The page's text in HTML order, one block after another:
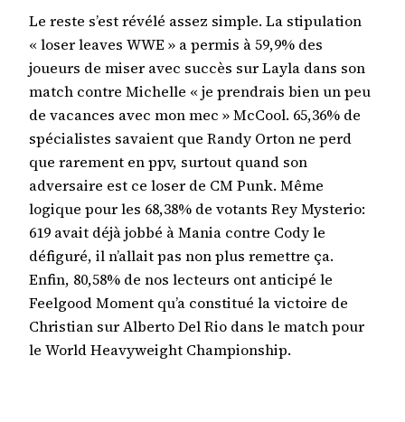
Le reste s’est révélé assez simple. La stipulation
« loser leaves WWE » a permis à 59,9% des
joueurs de miser avec succès sur Layla dans son
match contre Michelle « je prendrais bien un peu
de vacances avec mon mec » McCool. 65,36% de
spécialistes savaient que Randy Orton ne perd
que rarement en ppv, surtout quand son
adversaire est ce loser de CM Punk. Même
logique pour les 68,38% de votants Rey Mysterio:
619 avait déjà jobbé à Mania contre Cody le
défiguré, il n’allait pas non plus remettre ça.
Enfin, 80,58% de nos lecteurs ont anticipé le
Feelgood Moment qu’a constitué la victoire de
Christian sur Alberto Del Rio dans le match pour
le World Heavyweight Championship.